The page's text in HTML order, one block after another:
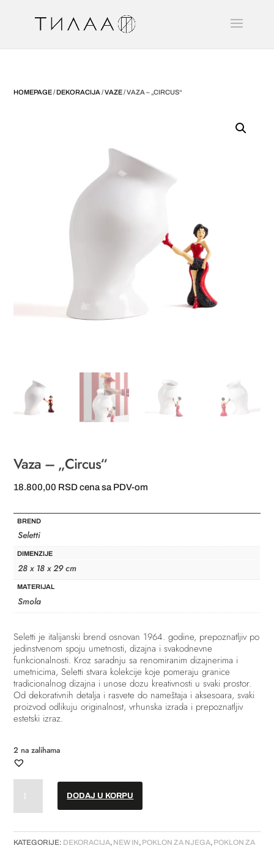
HOMEPAGE/DEKORACIJA /VAZE/ VAZA – „CIRCUS“
Vaza – „Circus“
18.800,00 RSD cena sa PDV-om
BREND
Seletti
DIMENZIJE
28 x 18 x 29 cm
MATERIJAL
Smola
Seletti je italijanski brend osnovan 1964. godine, prepoznatljiv po
jedinstvenom spoju umetnosti, dizajna i svakodnevne
funkcionalnosti. Kroz saradnju sa renomiranim dizajnerima i
umetnicima, Seletti stvara kolekcije koje pomeraju granice
tradicionalnog dizajna i unose dozu kreativnosti u svaki prostor.
Od dekorativnih detalja i rasvete do nameštaja i aksesoara, svaki
proizvod odlikuju originalnost, vrhunska izrada i prepoznatljiv
estetski izraz.
2 na zalihama
"Circus"
DODAJ U KORPU
KATEGORIJE: DEKORACIJA, NEW IN, POKLON ZA NJEGA, POKLON ZA